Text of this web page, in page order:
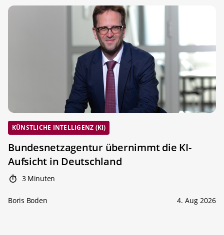
KÜNSTLICHE INTELLIGENZ (KI)
Bundesnetzagentur übernimmt die KI-
Aufsicht in Deutschland
3 Minuten
Boris Boden 4. Aug 2026